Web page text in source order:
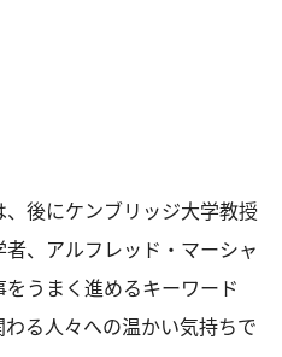
後にケンブリッジ大学教授
、アルフレッド・マーシャ
うまく進めるキーワード
る人々への温かい気持ちで